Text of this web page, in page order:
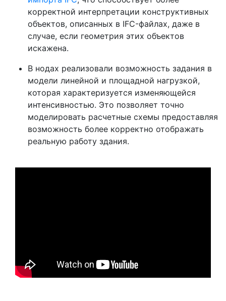
корректной интерпретации конструктивных
объектов, описанных в IFC-файлах, даже в
случае, если геометрия этих объектов
искажена.
В нодах реализовали возможность задания в
модели линейной и площадной нагрузкой,
которая характеризуется изменяющейся
интенсивностью. Это позволяет точно
моделировать расчетные схемы предоставляя
возможность более корректно отображать
реальную работу здания.